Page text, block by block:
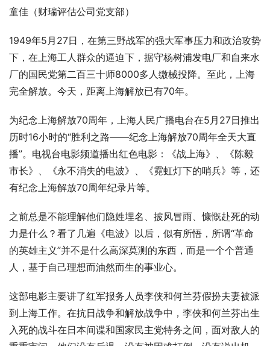
童佳（财瑞评估公司党支部）
1949年5月27日，在第三野战军的强大军事压力和政治攻势
下，在上海工人群众的逼迫下，据守杨树浦发电厂和自来水
厂的国民党第二百三十师8000多人缴械投降。至此，上海
完全解放。今天，距离上海解放已有70年。
为纪念上海解放70周年，上海人民广播电台在5月27日推出
历时16小时的“胜利之路——纪念上海解放70周年全天大直
播”。电视台电影频道播出红色电影：《战上海》、《陈毅
市长》、《永不消失的电波》、《霓虹灯下的哨兵》等，还
有纪念上海解放70周年纪录片等。
之前总是不能理解他们隐姓埋名、披风冒雨、慷慨赴死的动
力是什么？看了几遍《电波》以后，似有所悟，所谓“革命
的英雄主义”并不是什么高深莫测的东西，而是一个个普通
人，基于自己理想而油然而生的事业心。
这部电影主要讲了红军报务人员李侠和何兰芬假扮夫妻被派
到上海工作。在抗日战争和解放战争中，李侠和何兰芬出生
入死的战斗在日本间谍和国家民主党特务之间，面对敌人的